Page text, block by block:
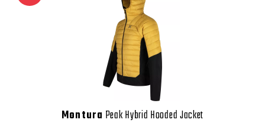
Montura Peak Hybrid Hooded Jacket